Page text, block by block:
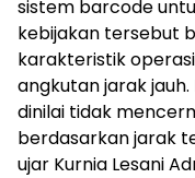
sistem barcode
kebijakan tersebut
karakteristik
angkutan jarak
dinilai tidak
berdasarkan jarak
ujar Kurnia Lesani